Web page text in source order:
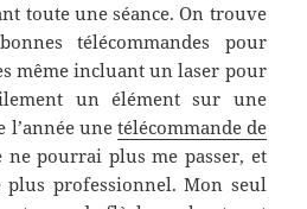
toute une séance. On trouve
télécommandes pour
même incluant un laser pour
un élément sur une
l’année une télécommande de
ne pourrai plus me passer, et
professionnel. Mon seul